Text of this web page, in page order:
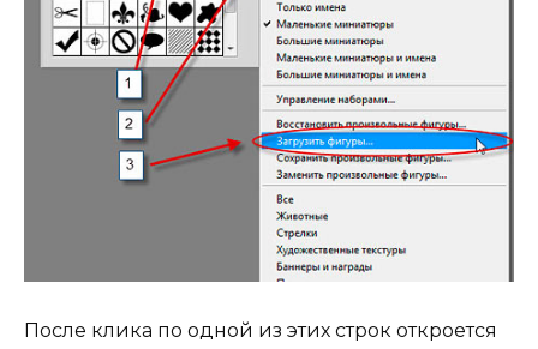
После клика по одной из этих строк откроется